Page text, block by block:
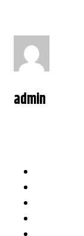
admin